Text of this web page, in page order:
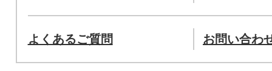
よくあるご質問 お問い合わ